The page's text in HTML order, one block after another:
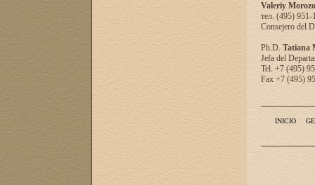
Valeriy
тел. (495) 951-
Consejero del
Ph.D. Tatiana
Jefa del
Tel. +7 (495)
Fax +7 (495)
INICIO